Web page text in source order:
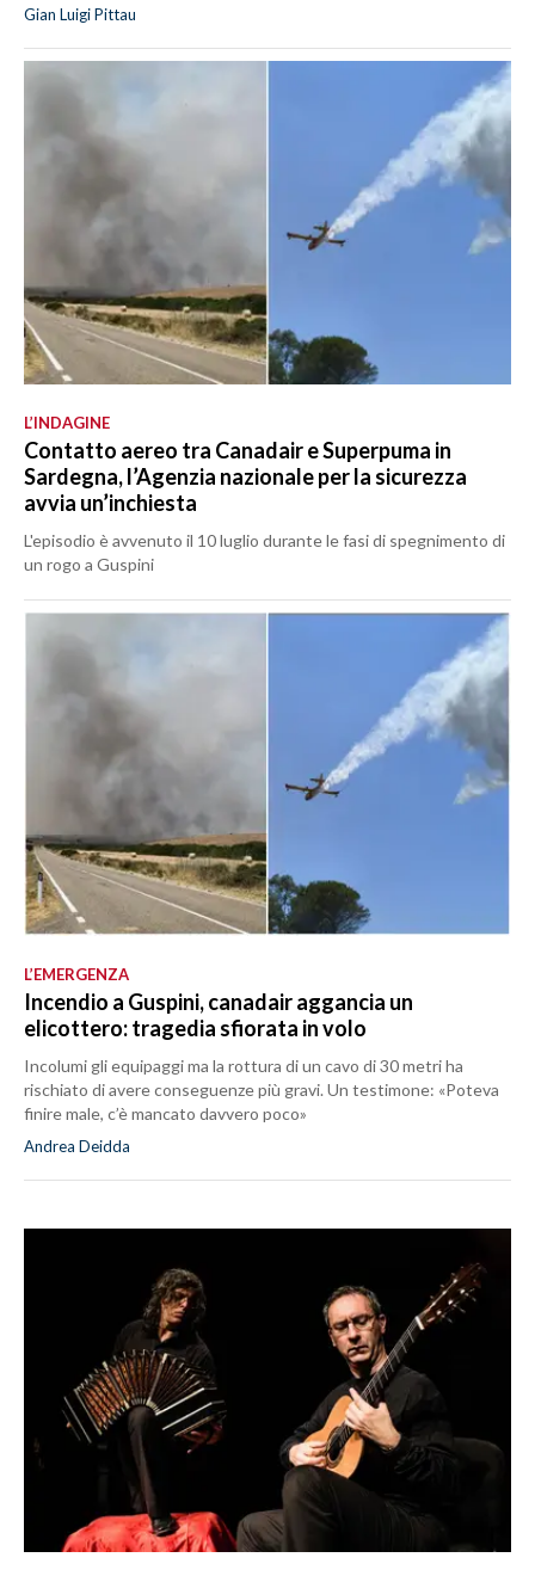
Gian Luigi Pittau
L’INDAGINE
Contatto aereo tra Canadair e Superpuma in
Sardegna, l’Agenzia nazionale per la sicurezza
avvia un’inchiesta
L'episodio è avvenuto il 10 luglio durante le fasi di spegnimento di
un rogo a Guspini
L’EMERGENZA
Incendio a Guspini, canadair aggancia un
elicottero: tragedia sfiorata in volo
Incolumi gli equipaggi ma la rottura di un cavo di 30 metri ha
rischiato di avere conseguenze più gravi. Un testimone: «Poteva
finire male, c’è mancato davvero poco»
Andrea Deidda